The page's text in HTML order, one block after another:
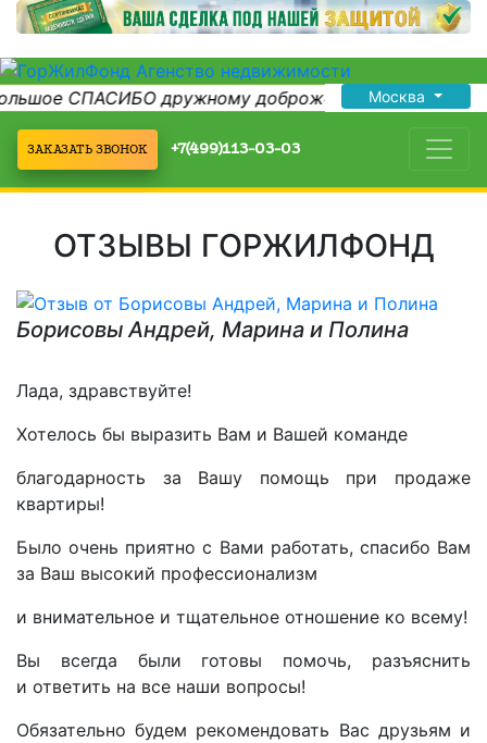
СПАСИБО дружному доброжелательному
Москва
ЗАКАЗАТЬ ЗВОНОК +7(499)113-03-03
ОТЗЫВЫ ГОРЖИЛФОНД
Борисовы Андрей, Марина и Полина
Лада, здравствуйте!
Хотелось бы выразить Вам и Вашей команде
благодарность за Вашу помощь при продаже
квартиры!
Было очень приятно с Вами работать, спасибо Вам
за Ваш высокий профессионализм
и внимательное и тщательное отношение ко всему!
Вы всегда были готовы помочь, разъяснить
и ответить на все наши вопросы!
Обязательно будем рекомендовать Вас друзьям и